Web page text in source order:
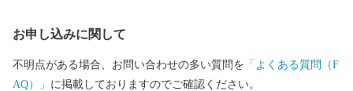
お申し込みに関して
不明点がある場合、お問い合わせの多い質問を 「よくある質問（F
AQ）」 に掲載しておりますのでご確認ください。